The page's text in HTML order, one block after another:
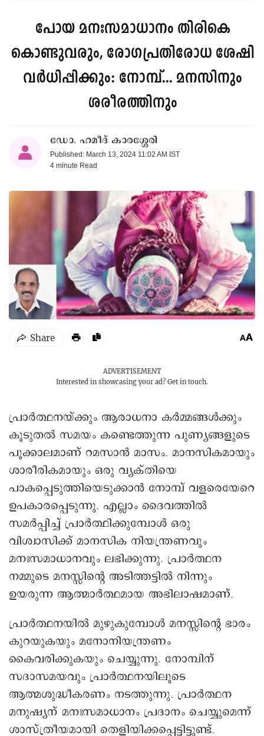
പോയ മനഃസമാധാനം തിരികെ
കൊണ്ടുവരും, രോഗപ്രതിരോധ ശേഷി
വർധിപ്പിക്കും: നോമ്പ്... മനസിനും
ശരീരത്തിനും
ഡോ. ഹമീദ് കാരശ്ശേരി
Published: March 13, 2024 11:02 AM IST
4 minute Read
ADVERTISEMENT
Interested in showcasing your ad? Get in touch.
പ്രാർത്ഥനയ്ക്കും ആരാധനാ കർമ്മങ്ങൾക്കും
കൂടുതൽ സമയം കണ്ടെത്തുന്ന പുണ്യങ്ങളുടെ
പൂക്കാലമാണ് റമസാൻ മാസം. മാനസികമായും
ശാരീരികമായും ഒരു വ്യക്തിയെ
പാകപ്പെടുത്തിയെടുക്കാൻ നോമ്പ് വളരെയേറെ
ഉപകാരപ്പെടുന്നു. എല്ലാം ദൈവത്തിൽ
സമർപ്പിച്ച് പ്രാർത്ഥിക്കുമ്പോൾ ഒരു
വിശ്വാസിക്ക് മാനസിക നിയന്ത്രണവും
മനഃസമാധാനവും ലഭിക്കുന്നു. പ്രാർത്ഥന
നമ്മുടെ മനസ്സിന്റെ അടിത്തട്ടിൽ നിന്നും
ഉയരുന്ന ആത്മാർത്ഥമായ അഭിലാഷമാണ്.
പ്രാർത്ഥനയിൽ മുഴുകുമ്പോൾ മനസ്സിന്റെ ഭാരം
കുറയുകയും മനോനിയന്ത്രണം
കൈവരിക്കുകയും ചെയ്യുന്നു. നോമ്പിന്
സദാസമയവും പ്രാർത്ഥനയിലൂടെ
ആത്മശുദ്ധീകരണം നടത്തുന്നു. പ്രാർത്ഥന
മനുഷ്യന് മനഃസമാധാനം പ്രദാനം ചെയ്യുമെന്ന്
ശാസ്ത്രീയമായി തെളിയിക്കപ്പെട്ടിട്ടുണ്ട്.